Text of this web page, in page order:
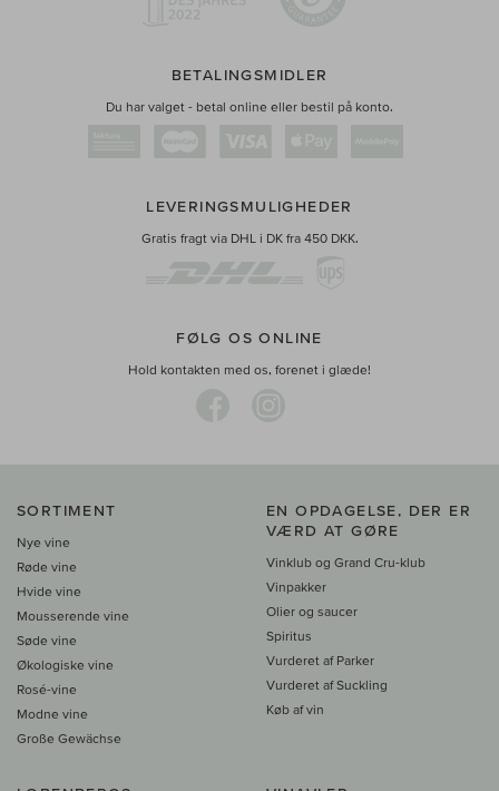
BETALINGSMIDLER
Du har valget - betal online eller bestil på konto.
LEVERINGSMULIGHEDER
Gratis fragt via DHL i DK fra 450 DKK.
FØLG OS ONLINE
Hold kontakten med os, forenet i glæde!
SORTIMENT
Nye vine
Røde vine
Hvide vine
Mousserende vine
Søde vine
Økologiske vine
Rosé-vine
Modne vine
Große Gewächse
EN OPDAGELSE, DER ER
VÆRD AT GØRE
Vinklub og Grand Cru-klub
Vinpakker
Olier og saucer
Spiritus
Vurderet af Parker
Vurderet af Suckling
Køb af vin